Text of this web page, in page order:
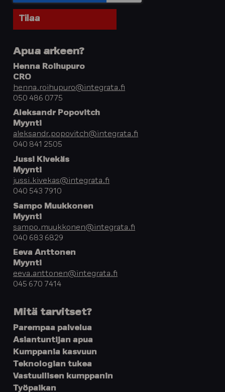
Apua arkeen?
Henna Roihupuro
CRO
henna.roihupuro@integrata.fi
050 486 0775
Aleksandr Popovitch
Myynti
aleksandr.popovitch@integrata.fi
040 841 2505
Jussi Kivekäs
Myynti
jussi.kivekas@integrata.fi
040 543 7910
Sampo Muukkonen
Myynti
sampo.muukkonen@integrata.fi
040 683 6829
Eeva Anttonen
Myynti
eeva.anttonen@integrata.fi
045 670 7414
Mitä tarvitset?
Parempaa palvelua
Asiantuntijan apua
Kumppania kasvuun
Teknologian tukea
Vastuullisen kumppanin
Työpaikan